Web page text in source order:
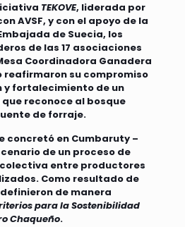
TEKOVE, liderada por
AVSF, y con el apoyo de la
de Suecia, los
de las 17 asociaciones
Coordinadora Ganadera
reafirmaron su compromiso
y fortalecimiento de un
reconoce al bosque
de forraje.
concretó en Cumbaruty –
de un proceso de
entre productores
Como resultado de
de manera
para la Sostenibilidad
Chaqueño.